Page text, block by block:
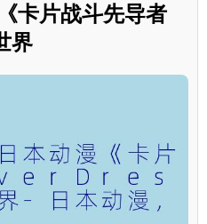
卡片战斗先导者
界